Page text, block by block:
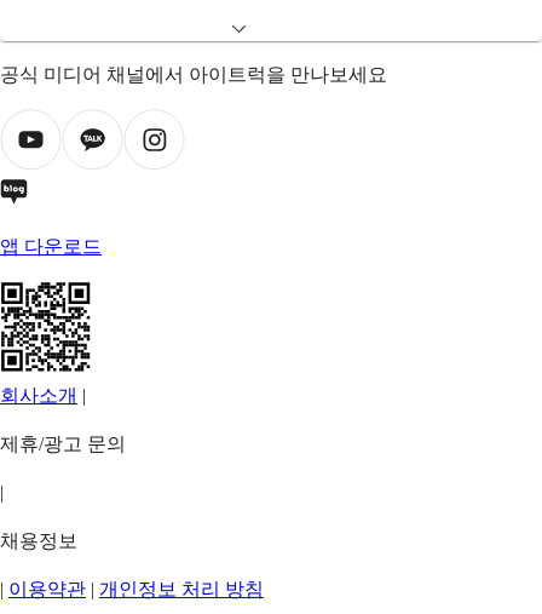
공식 미디어 채널에서 아이트럭을 만나보세요
앱 다운로드
회사소개 |
제휴/광고 문의
|
채용정보
| 이용약관 | 개인정보 처리 방침